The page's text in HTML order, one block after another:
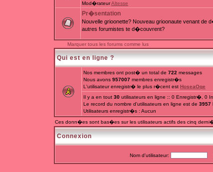
Mod�rateurAltesse
Pr�sentation
Nouvelle grioonette? Nouveau grioonaute venant
autres forumistes te d�couvrent?
Marquer tous les forums comme lus
Qui est en ligne ?
Nos membres ont post� un total de 722 messages
Nous avons 957007 membres enregistr�s
L'utilisateur enregistr� le plus r�cent est HoseaOqe
Il y a en tout 30 utilisateurs en ligne :: 0 Enregistr�, 0
Le record du nombre d'utilisateurs en ligne est de 3957
Utilisateurs enregistr�s : Aucun
Ces donn�es sont bas�es sur les utilisateurs actifs des cinq
Connexion
Nom d'utilisateur: